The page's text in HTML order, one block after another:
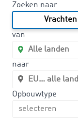
Zoeken naar
Vrachten
van
naar
Opbouwtype